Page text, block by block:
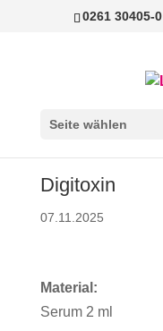
0261 30405-0
Seite wählen
Digitoxin
07.11.2025
Material:
Serum 2 ml